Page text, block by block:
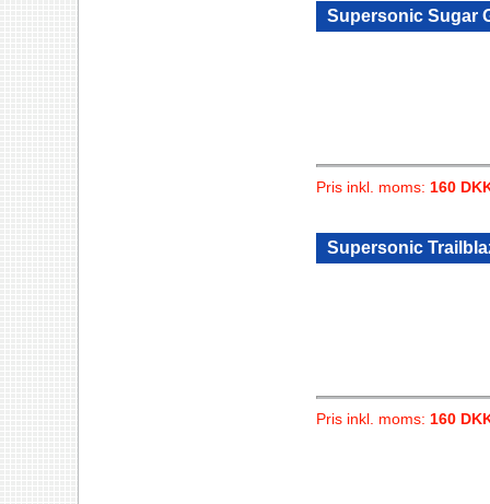
Supersonic Sugar
Pris inkl. moms: 160
Supersonic
Pris inkl. moms: 160